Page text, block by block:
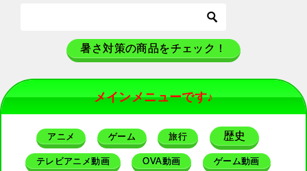
暑さ対策の商品をチェック！
メインメニューです♪
アニメ ゲーム 旅行 歴史
テレビアニメ動画 OVA動画 ゲーム動画